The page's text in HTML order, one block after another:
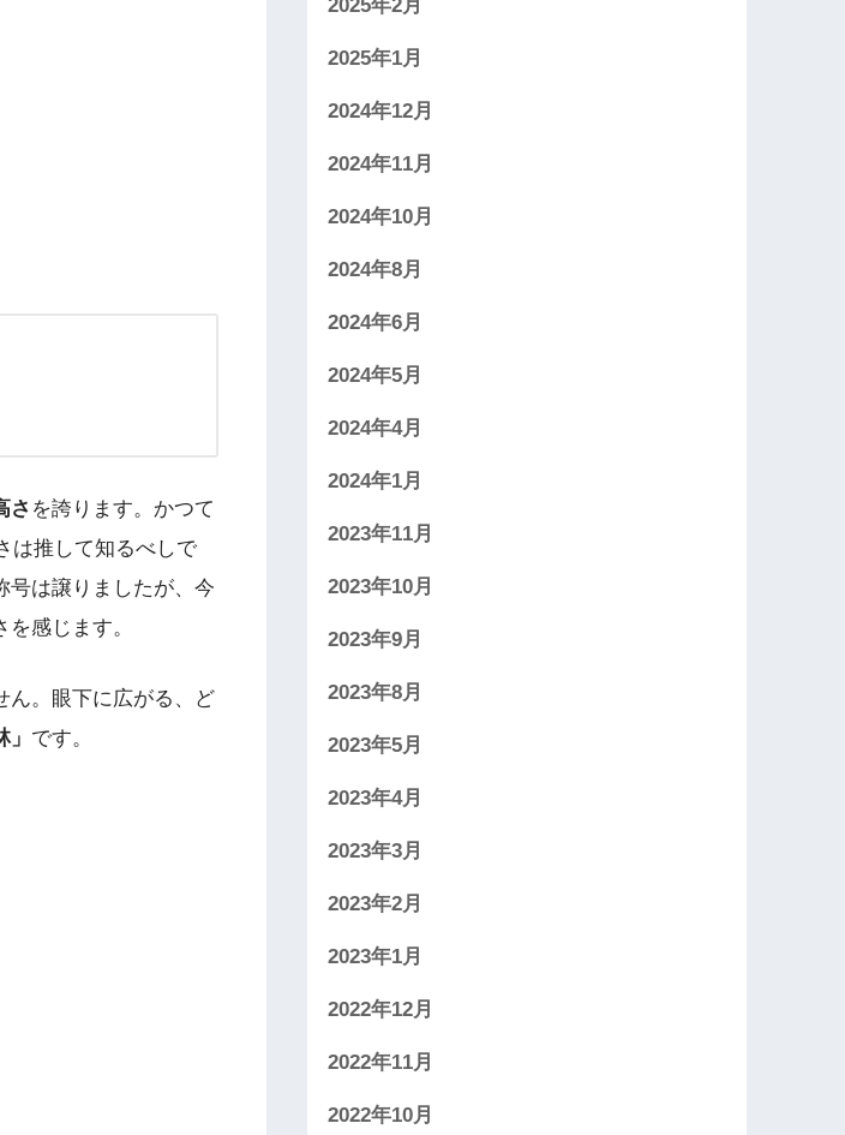
さ を誇ります。かつて
は推して知るべしで
号は譲りましたが、今
感じます。
ん。眼下に広がる、ど
です。
2025年2月
2025年1月
2024年12月
2024年11月
2024年10月
2024年8月
2024年6月
2024年5月
2024年4月
2024年1月
2023年11月
2023年10月
2023年9月
2023年8月
2023年5月
2023年4月
2023年3月
2023年2月
2023年1月
2022年12月
2022年11月
2022年10月